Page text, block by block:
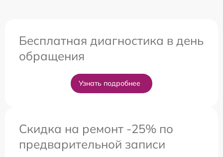
Бесплатная диагностика в день
обращения
Узнать подробнее
Скидка на ремонт -25% по
предварительной записи